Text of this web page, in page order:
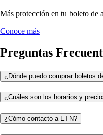
Más protección en tu boleto de
Conoce más
Preguntas
¿Dónde puedo comprar boletos
¿Cuáles son los horarios y
¿Cómo contacto a ETN?